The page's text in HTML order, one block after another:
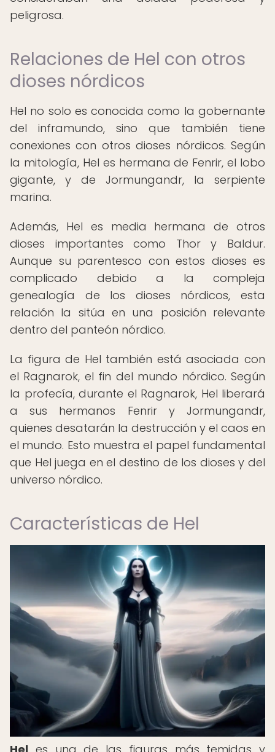
peligrosa.
Relaciones de Hel con otros
dioses nórdicos
Hel no solo es conocida como la gobernante
del inframundo, sino que también tiene
conexiones con otros dioses nórdicos. Según
la mitología, Hel es hermana de Fenrir, el lobo
gigante, y de Jormungandr, la serpiente
marina.
Además, Hel es media hermana de otros
dioses importantes como Thor y Baldur.
Aunque su parentesco con estos dioses es
complicado debido a la compleja
genealogía de los dioses nórdicos, esta
relación la sitúa en una posición relevante
dentro del panteón nórdico.
La figura de Hel también está asociada con
el Ragnarok, el fin del mundo nórdico. Según
la profecía, durante el Ragnarok, Hel liberará
a sus hermanos Fenrir y Jormungandr,
quienes desatarán la destrucción y el caos en
el mundo. Esto muestra el papel fundamental
que Hel juega en el destino de los dioses y del
universo nórdico.
Características de Hel